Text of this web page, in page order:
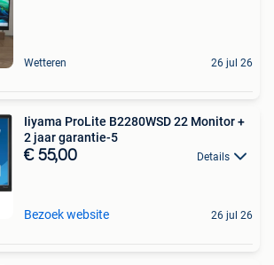
Wetteren 26 jul 26
Iiyama ProLite B2280WSD 22 Monitor +
2 jaar garantie-5
€ 55,00 Details
Bezoek website 26 jul 26